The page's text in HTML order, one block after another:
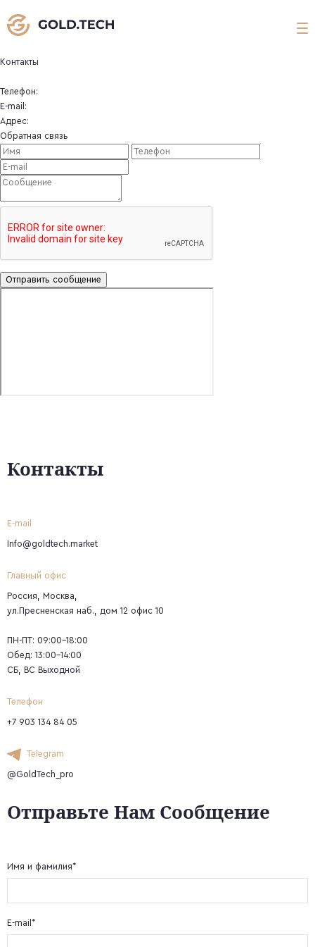
Контакты
Телефон:
E-mail:
Адрес:
Обратная связь
Контакты
E-mail
Info@goldtech.market
Главный офис
Россия, Москва,
ул.Пресненская наб., дом 12 офис 10
ПН-ПТ: 09:00-18:00
Обед: 13:00-14:00
СБ, ВС Выходной
Телефон
+7 903 134 84 05
Telegram
@GoldTech_pro
Отправьте Нам Сообщение
Имя и фамилия*
E-mail*